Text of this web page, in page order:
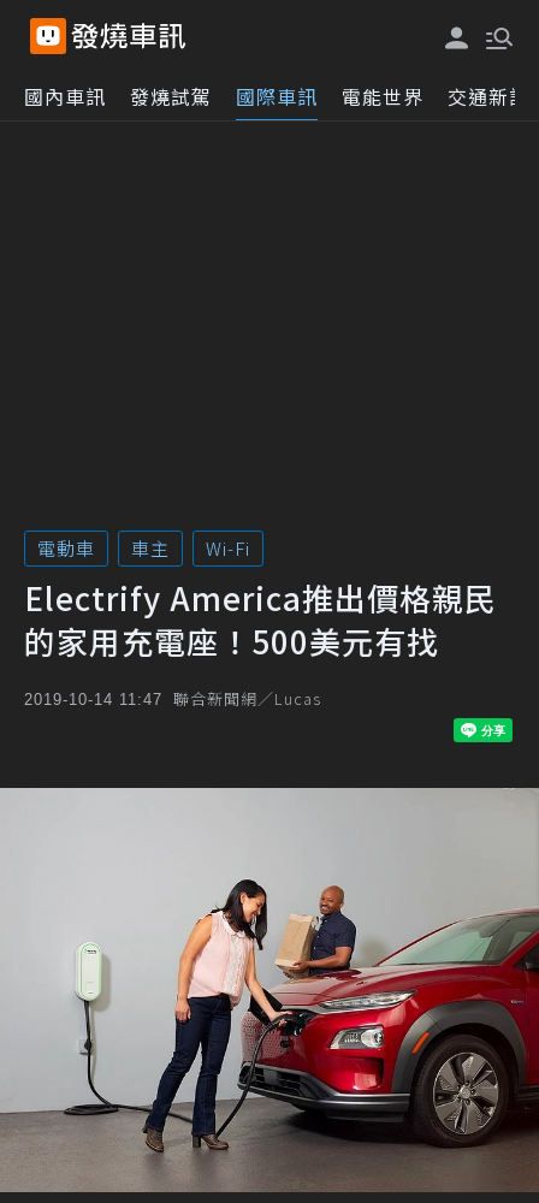
國內車訊 發燒試駕 國際車訊 電能世界 交通新訊
電動車 車主 Wi-Fi
Electrify America推出價格親民
的家用充電座！500美元有找
2019-10-14 11:47 聯合新聞網／Lucas